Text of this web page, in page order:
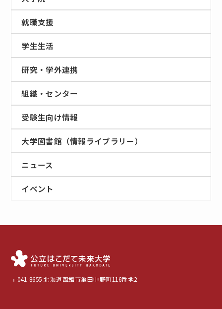
就職支援
学生生活
研究・学外連携
組織・センター
受験生向け情報
大学図書館（情報ライブラリー）
ニュース
イベント
〒041-8655 北海道函館市亀田中野町116番地2